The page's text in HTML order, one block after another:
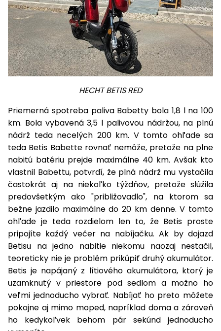
HECHT BETIS RED
Priemerná spotreba paliva Babetty bola 1,8 l na 100
km. Bola vybavená 3,5 l palivovou nádržou, na plnú
nádrž teda necelých 200 km. V tomto ohľade sa
teda Betis Babette rovnať nemôže, pretože na plne
nabitú batériu prejde maximálne 40 km. Avšak kto
vlastnil Babettu, potvrdí, že plná nádrž mu vystačila
častokrát aj na niekoľko týždňov, pretože slúžila
predovšetkým ako "približovadlo", na ktorom sa
bežne jazdilo maximálne do 20 km denne. V tomto
ohľade je teda rozdielom len to, že Betis proste
pripojíte každý večer na nabíjačku. Ak by dojazd
Betisu na jedno nabitie niekomu naozaj nestačil,
teoreticky nie je problém prikúpiť druhý akumulátor.
Betis je napájaný z lítiového akumulátora, ktorý je
uzamknutý v priestore pod sedlom a možno ho
veľmi jednoducho vybrať. Nabíjať ho preto môžete
pokojne aj mimo moped, napríklad doma a zároveň
ho kedykoľvek behom pár sekúnd jednoducho